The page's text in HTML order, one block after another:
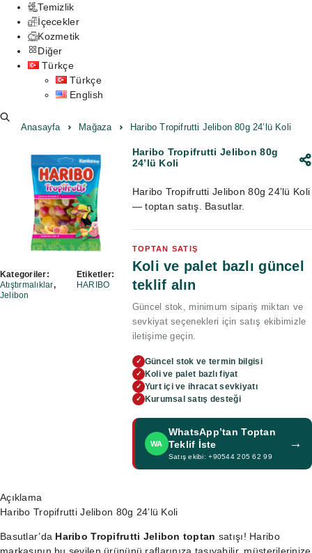
Temizlik
İçecekler
Kozmetik
Diğer
Türkçe
Türkçe
English
Anasayfa Mağaza Haribo Tropifrutti Jelibon 80g 24’lü Koli
Kategoriler:
Atıştırmalıklar,
Jelibon
Etiketler:
HARIBO
Haribo Tropifrutti Jelibon 80g
24’lü Koli
Haribo Tropifrutti Jelibon 80g 24’lü Koli
— toptan satış. Basutlar.
TOPTAN SATIŞ
Koli ve palet bazlı güncel
teklif alın
Güncel stok, minimum sipariş miktarı ve
sevkiyat seçenekleri için satış ekibimizle
iletişime geçin.
✓ Güncel stok ve termin bilgisi
✓ Koli ve palet bazlı fiyat
✓ Yurt içi ve ihracat sevkiyatı
✓ Kurumsal satış desteği
WA
WhatsApp’tan Toptan
Teklif İste
Satış ekibi: +90544 205 62 99
→
Açıklama
Haribo Tropifrutti Jelibon 80g 24’lü Koli
Basutlar’da Haribo Tropifrutti Jelibon toptan satışı! Haribo